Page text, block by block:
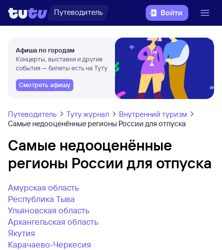
Путеводитель Войти
Афиша по городам
Концерты, выставки и другие
события — билеты есть на Туту
Смотреть афишу
Путеводитель Туту журнал
Внутренний туризм
Самые недооценённые регионы России для отпуска
Самые недооценённые
регионы России для отпуска
Амурская область
Республика Тыва
Ульяновская область
Архангельская область
Якутия
Карачаево-Черкесия